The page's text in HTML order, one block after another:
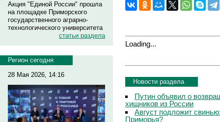
Акция "Единой России" прошла
на площадке Приморского
государственного аграрно-
технологического университета
статьи раздела
Регион сегодня
28 Мая 2026, 14:16
Loading...
Новости раздела
Путин объявил о
хищников из России
Август подложит
Приморья?